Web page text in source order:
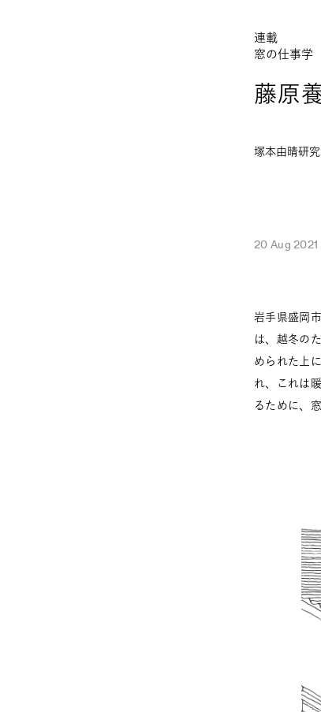
連載
窓の仕事学
藤原
塚本由晴研
20 Aug 2021
岩手県盛岡
は、越冬の
められた上
れ、これは
るために、